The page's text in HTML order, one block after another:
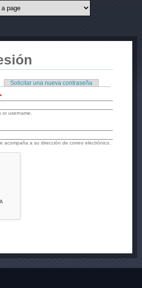
activa)
Solicitar una nueva contraseña
*
username.
acompaña a su dirección de correo electrónico.